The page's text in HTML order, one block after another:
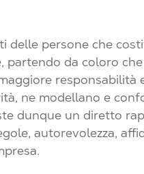
delle persone che
partendo da coloro che
responsabilità
ne modellano e
dunque un diretto
autorevolezza,